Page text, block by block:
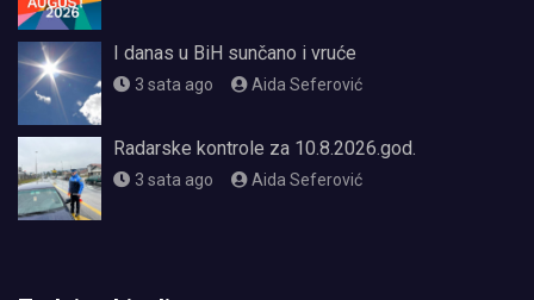
I danas u BiH sunčano i vruće
3 sata ago Aida Seferović
Radarske kontrole za 10.8.2026.god.
3 sata ago Aida Seferović